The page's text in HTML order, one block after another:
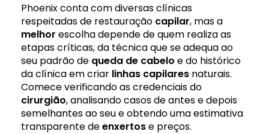
Phoenix conta com diversas clínicas
respeitadas de restauração capilar, mas a
melhor escolha depende de quem realiza as
etapas críticas, da técnica que se adequa ao
seu padrão de queda de cabelo e do histórico
da clínica em criar linhas capilares naturais.
Comece verificando as credenciais do
cirurgião, analisando casos de antes e depois
semelhantes ao seu e obtendo uma estimativa
transparente deenxertose preços.